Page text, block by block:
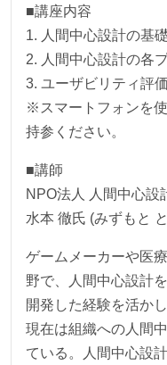
■講座内容
1. 人間中心設計の基礎
2. 人間中心設計の各
3. ユーザビリティ評
※スマートフォンを
持参ください。
■講師
NPO法人 人間中心設
水本 徹氏 (みずもと
ゲームメーカーや医
野で、人間中心設計
開発した経験を活かし
現在は組織への人間
ている。人間中心設